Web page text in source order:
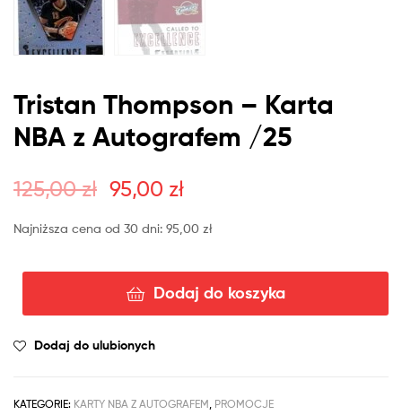
Tristan Thompson – Karta
NBA z Autografem /25
125,00zł 95,00 zł
Najniższa cena od 30 dni: 95,00 zł
Dodaj do koszyka
Dodaj do ulubionych
KATEGORIE: KARTY NBA Z AUTOGRAFEM, PROMOCJE